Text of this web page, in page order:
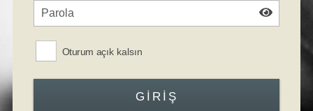
Oturum açık kalsın
GIRIŞ